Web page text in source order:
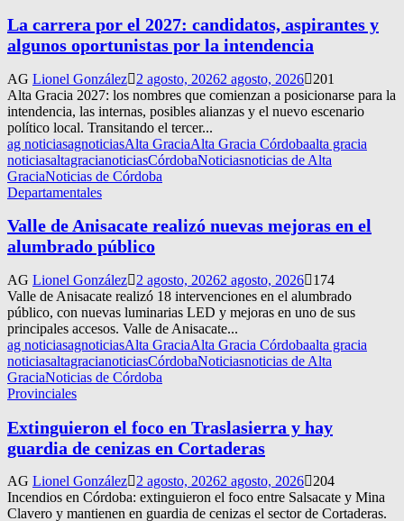
La carrera por el 2027: candidatos, aspirantes y
algunos oportunistas por la intendencia
AG Lionel González 2 agosto, 20262 agosto, 2026
201
Alta Gracia 2027: los nombres que comienzan a posicionarse para la
intendencia, las internas, posibles alianzas y el nuevo escenario
político local. Transitando el tercer...
ag noticiasagnoticiasAlta GraciaAlta Gracia Córdobaalta gracia
noticiasaltagracianoticiasCórdobaNoticiasnoticias de Alta
GraciaNoticias de Córdoba
Departamentales
Valle de Anisacate realizó nuevas mejoras en el
alumbrado público
AG Lionel González 2 agosto, 20262 agosto, 2026
174
Valle de Anisacate realizó 18 intervenciones en el alumbrado
público, con nuevas luminarias LED y mejoras en uno de sus
principales accesos. Valle de Anisacate...
ag noticiasagnoticiasAlta GraciaAlta Gracia Córdobaalta gracia
noticiasaltagracianoticiasCórdobaNoticiasnoticias de Alta
GraciaNoticias de Córdoba
Provinciales
Extinguieron el foco en Traslasierra y hay
guardia de cenizas en Cortaderas
AG Lionel González 2 agosto, 20262 agosto, 2026
204
Incendios en Córdoba: extinguieron el foco entre Salsacate y Mina
Clavero y mantienen en guardia de cenizas el sector de Cortaderas.